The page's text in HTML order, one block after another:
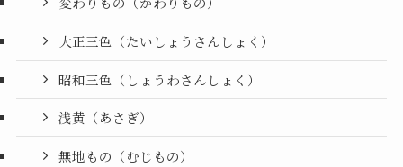
大正三色（たいしょうさんしょく）
昭和三色（しょうわさんしょく）
浅黄（あさぎ）
無地もの（むじもの）